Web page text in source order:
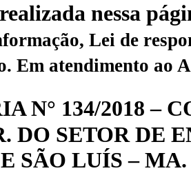
nessa
Lei de
Em atendimento ao
N° 134/2018 –
DO SETOR DE
SÃO LUÍS – MA.